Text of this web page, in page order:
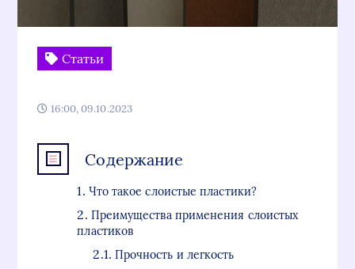
Статьи
16:00, 09.10.2023
Содержание
Что такое слоистые пластики?
Преимущества применения слоистых
пластиков
Прочность и легкость